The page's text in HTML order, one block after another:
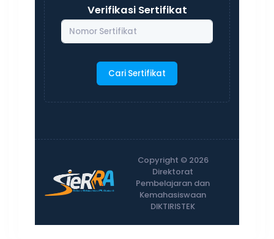
Verifikasi Sertifikat
Cari Sertifikat
Copyright © 2026
Direktorat
Pembelajaran dan
Kemahasiswaan
DIKTIRISTEK